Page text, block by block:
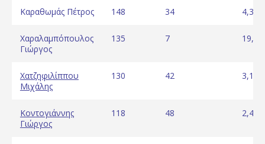
Καραθωμάς Πέτρος 148 34 4,35
Χαραλαμπόπουλος
Γιώργος
135 7 19,29
Χατζηφιλίππου
Μιχάλης
130 42 3,10
Κοντογιάννης
Γιώργος
118 48 2,46